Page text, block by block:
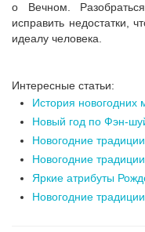
о Вечном.
исправить недостатки,
идеалу человека.
Интересные статьи:
История новогодних
Новый год по Фэн-
Новогодние
Новогодние
Яркие атрибуты
Новогодние